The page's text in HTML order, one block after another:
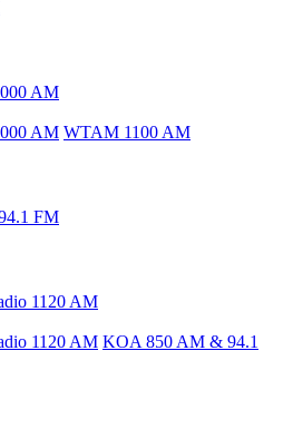
AM
AM WTAM 1100 AM
FM
1120 AM
1120 AM KOA 850 AM & 94.1